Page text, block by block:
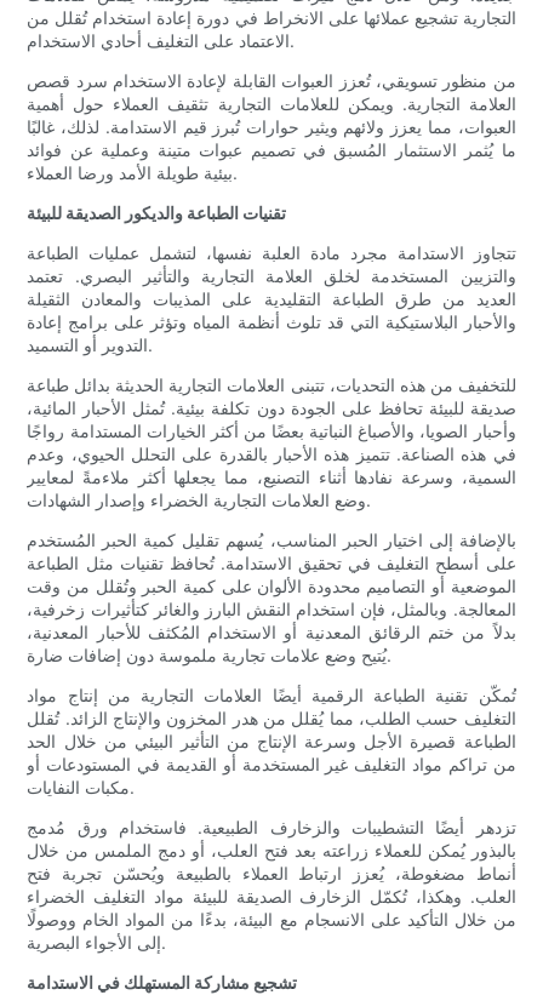
التجارية تشجيع عملائها على الانخراط في دورة إعادة استخدام تُقلل من
الاعتماد على التغليف أحادي الاستخدام.
من منظور تسويقي، تُعزز العبوات القابلة لإعادة الاستخدام سرد قصص
العلامة التجارية. ويمكن للعلامات التجارية تثقيف العملاء حول أهمية
العبوات، مما يعزز ولائهم ويثير حوارات تُبرز قيم الاستدامة. لذلك، غالبًا
ما يُثمر الاستثمار المُسبق في تصميم عبوات متينة وعملية عن فوائد
بيئية طويلة الأمد ورضا العملاء.
تقنيات الطباعة والديكور الصديقة للبيئة
تتجاوز الاستدامة مجرد مادة العلبة نفسها، لتشمل عمليات الطباعة
والتزيين المستخدمة لخلق العلامة التجارية والتأثير البصري. تعتمد
العديد من طرق الطباعة التقليدية على المذيبات والمعادن الثقيلة
والأحبار البلاستيكية التي قد تلوث أنظمة المياه وتؤثر على برامج إعادة
التدوير أو التسميد.
للتخفيف من هذه التحديات، تتبنى العلامات التجارية الحديثة بدائل طباعة
صديقة للبيئة تحافظ على الجودة دون تكلفة بيئية. تُمثل الأحبار المائية،
وأحبار الصويا، والأصباغ النباتية بعضًا من أكثر الخيارات المستدامة رواجًا
في هذه الصناعة. تتميز هذه الأحبار بالقدرة على التحلل الحيوي، وعدم
السمية، وسرعة نفادها أثناء التصنيع، مما يجعلها أكثر ملاءمةً لمعايير
وضع العلامات التجارية الخضراء وإصدار الشهادات.
بالإضافة إلى اختيار الحبر المناسب، يُسهم تقليل كمية الحبر المُستخدم
على أسطح التغليف في تحقيق الاستدامة. تُحافظ تقنيات مثل الطباعة
الموضعية أو التصاميم محدودة الألوان على كمية الحبر وتُقلل من وقت
المعالجة. وبالمثل، فإن استخدام النقش البارز والغائر كتأثيرات زخرفية،
بدلاً من ختم الرقائق المعدنية أو الاستخدام المُكثف للأحبار المعدنية،
يُتيح وضع علامات تجارية ملموسة دون إضافات ضارة.
تُمكّن تقنية الطباعة الرقمية أيضًا العلامات التجارية من إنتاج مواد
التغليف حسب الطلب، مما يُقلل من هدر المخزون والإنتاج الزائد. تُقلل
الطباعة قصيرة الأجل وسرعة الإنتاج من التأثير البيئي من خلال الحد
من تراكم مواد التغليف غير المستخدمة أو القديمة في المستودعات أو
مكبات النفايات.
تزدهر أيضًا التشطيبات والزخارف الطبيعية. فاستخدام ورق مُدمج
بالبذور يُمكن للعملاء زراعته بعد فتح العلب، أو دمج الملمس من خلال
أنماط مضغوطة، يُعزز ارتباط العملاء بالطبيعة ويُحسّن تجربة فتح
العلب. وهكذا، تُكمّل الزخارف الصديقة للبيئة مواد التغليف الخضراء
من خلال التأكيد على الانسجام مع البيئة، بدءًا من المواد الخام ووصولًا
إلى الأجواء البصرية.
تشجيع مشاركة المستهلك في الاستدامة